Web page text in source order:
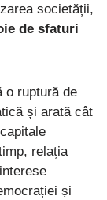
societății,
de sfaturi
o ruptură de
și arată cât
relația
și